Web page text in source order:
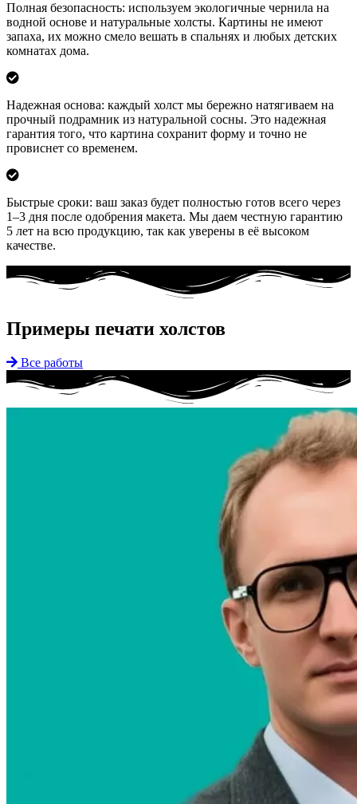
Полная безопасность: используем экологичные чернила на
водной основе и натуральные холсты. Картины не имеют
запаха, их можно смело вешать в спальнях и любых детских
комнатах дома.
Надежная основа: каждый холст мы бережно натягиваем на
прочный подрамник из натуральной сосны. Это надежная
гарантия того, что картина сохранит форму и точно не
провиснет со временем.
Быстрые сроки: ваш заказ будет полностью готов всего через
1–3 дня после одобрения макета. Мы даем честную гарантию
5 лет на всю продукцию, так как уверены в её высоком
качестве.
Примеры печати холстов
Все работы